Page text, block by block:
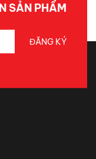
SẢN PHẨM